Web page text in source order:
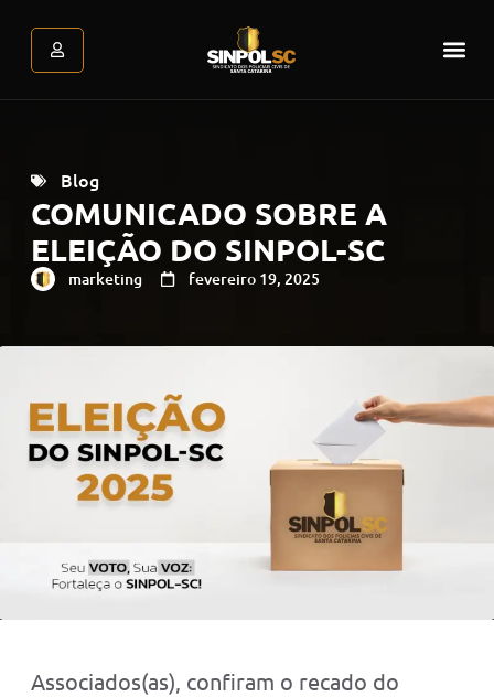
Blog
COMUNICADO SOBRE A
ELEIÇÃO DO SINPOL-SC
marketing fevereiro 19, 2025
Associados(as), confiram o recado do